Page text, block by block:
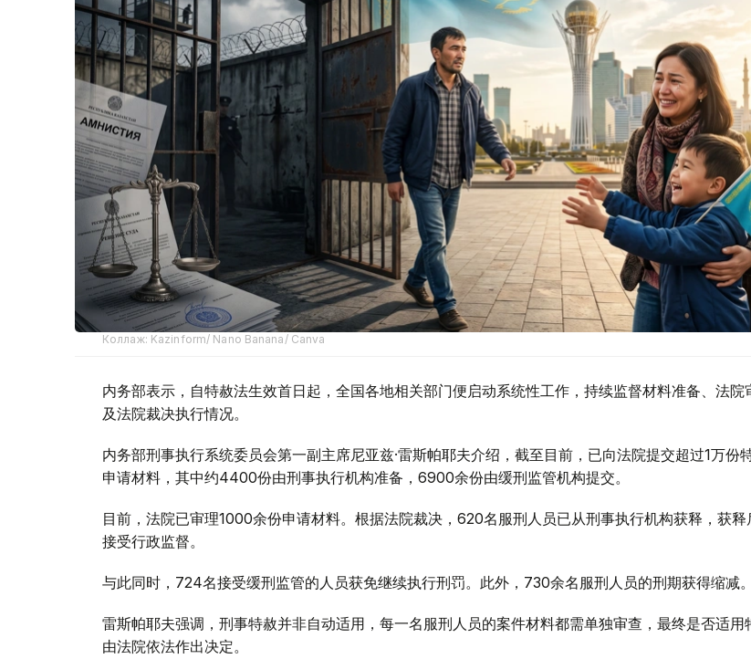
Коллаж: Kazinform/ Nano Banana/ Canva
内务部表示，自特赦法生效首日起，全国各地相关部门便启动系统性工作，持续监督材料准备、法院
及法院裁决执行情况。
内务部刑事执行系统委员会第一副主席尼亚兹·雷斯帕耶夫介绍，截至目前，已向法院提交超过1万份
申请材料，其中约4400份由刑事执行机构准备，6900余份由缓刑监管机构提交。
目前，法院已审理1000余份申请材料。根据法院裁决，620名服刑人员已从刑事执行机构获释，获释
接受行政监督。
与此同时，724名接受缓刑监管的人员获免继续执行刑罚。此外，730余名服刑人员的刑期获得缩减。
雷斯帕耶夫强调，刑事特赦并非自动适用，每一名服刑人员的案件材料都需单独审查，最终是否适用
由法院依法作出决定。